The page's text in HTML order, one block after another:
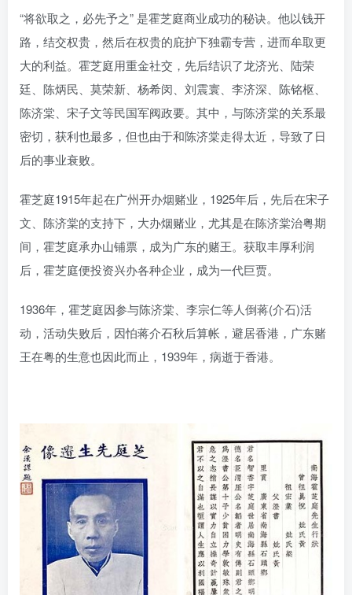
“将欲取之，必先予之” 是霍芝庭商业成功的秘诀。他以钱开
路，结交权贵，然后在权贵的庇护下独霸专营，进而牟取更
大的利益。霍芝庭用重金社交，先后结识了龙济光、陆荣
廷、陈炳民、莫荣新、杨希闵、刘震寰、李济深、陈铭枢、
陈济棠、宋子文等民国军阀政要。其中，与陈济棠的关系最
密切，获利也最多，但也由于和陈济棠走得太近，导致了日
后的事业衰败。
霍芝庭1915年起在广州开办烟赌业，1925年后，先后在宋子
文、陈济棠的支持下，大办烟赌业，尤其是在陈济棠治粤期
间，霍芝庭承办山铺票，成为广东的赌王。获取丰厚利润
后，霍芝庭便投资兴办各种企业，成为一代巨贾。
1936年，霍芝庭因参与陈济棠、李宗仁等人倒蒋(介石)活
动，活动失败后，因怕蒋介石秋后算帐，避居香港，广东赌
王在粤的生意也因此而止，1939年，病逝于香港。